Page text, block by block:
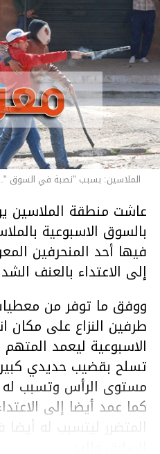
الملاسين: بسبب "نصبة في
عاشت منطقة الملاسين
بالسوق الاسبوعية
فيها أحد المنحرفين
إلى الاعتداء بالعنف
ووفق ما توفر من
طرفين النزاع على مكان
الاسبوعية ليعمد
تسلح بقضيب حديدي
مستوى الرأس وتسبب
كما عمد أيضا إلى
المتضرر ليتسبب له